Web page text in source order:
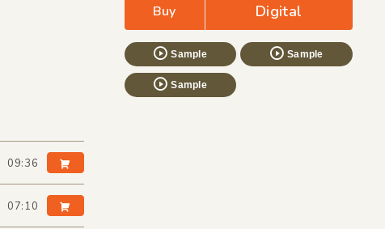
Buy Digital
Sample Sample
Sample
09:36
07:10